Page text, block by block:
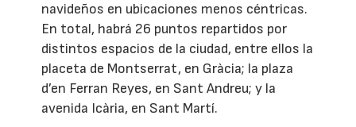
navideños en ubicaciones menos céntricas.
En total, habrá 26 puntos repartidos por
distintos espacios de la ciudad, entre ellos la
placeta de Montserrat, en Gràcia; la plaza
d’en Ferran Reyes, en Sant Andreu; y la
avenida Icària, en Sant Martí.